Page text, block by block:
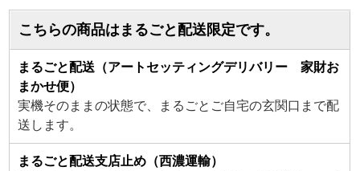
こちらの商品はまるごと配送限定です。
まるごと配送（アートセッティングデリバリー 家財お
まかせ便）
実機そのままの状態で、まるごとご自宅の玄関口まで配
送します。
まるごと配送支店止め（西濃運輸）